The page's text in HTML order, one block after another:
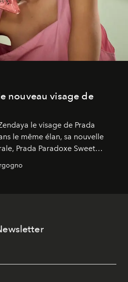
nouveau visage de
le visage de Prada
le même élan, sa nouvelle
Prada Paradoxe Sweet